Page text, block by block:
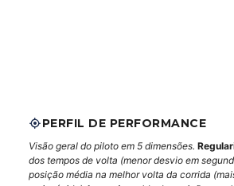
PERFIL DE PERFORMANCE
Visão geral do piloto em 5 dimensões.
dos tempos de volta (menor desvio em
posição média na melhor volta da corrida